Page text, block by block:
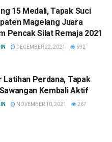
15 Medali, Tapak Suci
Magelang Juara
Pencak Silat Remaja 2021
DECEMBER 22, 2021 592
Latihan Perdana, Tapak
Kembali Aktif
NOVEMBER 10, 2021 267